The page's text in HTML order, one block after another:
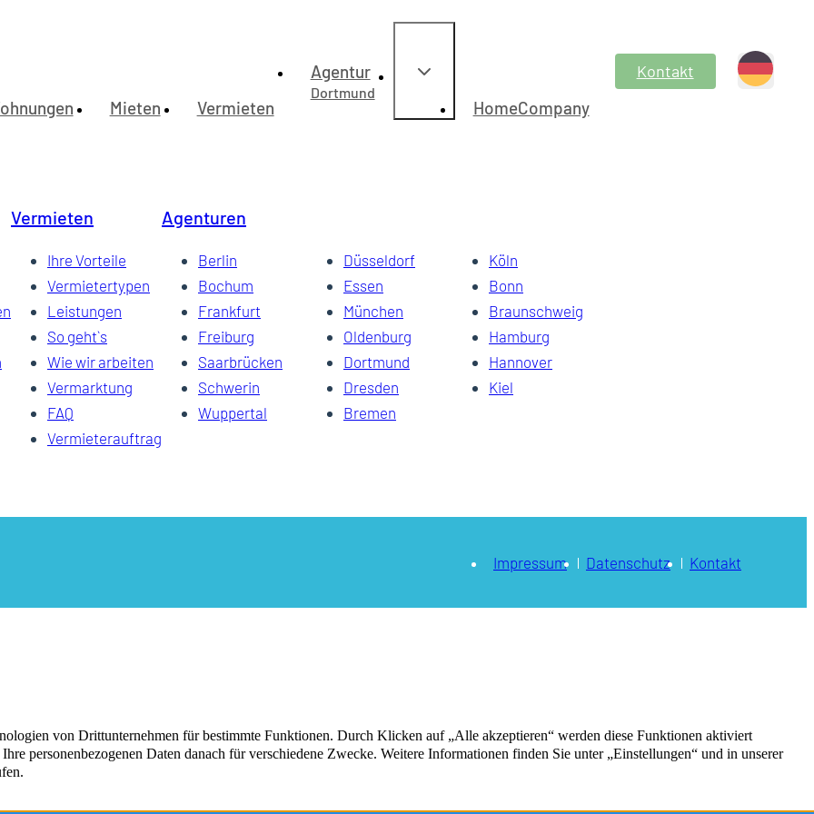
Mieten Vermieten
Agentur
Dortmund
HomeCompany
Kontakt
und Blick ins Grüne in Dortmund-Sölde
Loggia und Internet-Flatrate
Terrasse
Vermieten
Ihre Vorteile
Vermietertypen
Leistungen
So geht`s
Wie wir arbeiten
Vermarktung
FAQ
Vermieterauftrag
Agenturen
Berlin Düsseldorf
Köln
Bochum
Essen
Bonn
Frankfurt
München
Braunschweig
Freiburg
Oldenburg
Hamburg
Saarbrücken
Dortmund
Hannover
Schwerin
Dresden
Kiel
Wuppertal
Bremen
Impressum Datenschutz Kontakt